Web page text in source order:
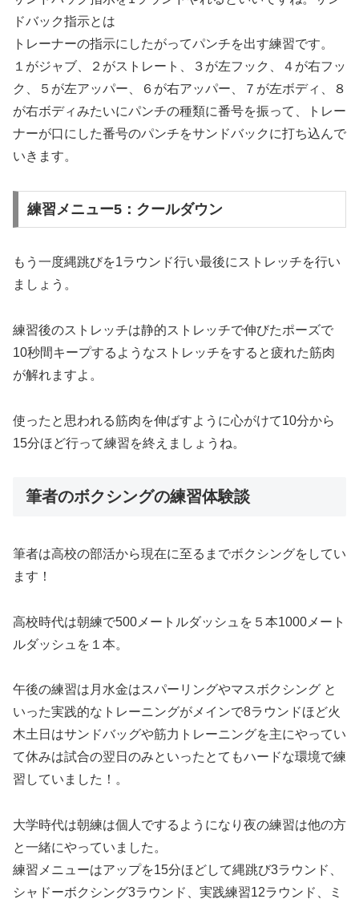
ドバック指示とは
トレーナーの指示にしたがってパンチを出す練習です。
１がジャブ、２がストレート、３が左フック、４が右フッ
ク、５が左アッパー、６が右アッパー、７が左ボディ、８
が右ボディみたいにパンチの種類に番号を振って、トレー
ナーが口にした番号のパンチをサンドバックに打ち込んで
いきます。
練習メニュー5：クールダウン
もう一度縄跳びを1ラウンド行い最後にストレッチを行い
ましょう。
練習後のストレッチは静的ストレッチで伸びたポーズで
10秒間キープするようなストレッチをすると疲れた筋肉
が解れますよ。
使ったと思われる筋肉を伸ばすように心がけて10分から
15分ほど行って練習を終えましょうね。
筆者のボクシングの練習体験談
筆者は高校の部活から現在に至るまでボクシングをしてい
ます！
高校時代は朝練で500メートルダッシュを５本1000メート
ルダッシュを１本。
午後の練習は月水金はスパーリングやマスボクシング と
いった実践的なトレーニングがメインで8ラウンドほど火
木土日はサンドバッグや筋力トレーニングを主にやってい
て休みは試合の翌日のみといったとてもハードな環境で練
習していました！。
大学時代は朝練は個人でするようになり夜の練習は他の方
と一緒にやっていました。
練習メニューはアップを15分ほどして縄跳び3ラウンド、
シャドーボクシング3ラウンド、実践練習12ラウンド、ミ